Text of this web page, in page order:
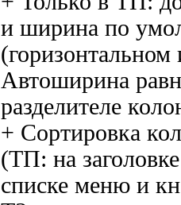
и ширина по
Автоширина
разделителе
+ Сортировка
(ТП: на
списке меню и